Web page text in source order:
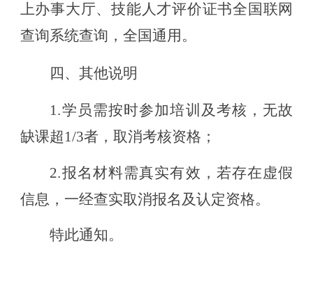
上办事大厅、技能人才评价证书全国联网
查询系统查询，全国通用。
四、其他说明
1.学员需按时参加培训及考核，无故
缺课超1/3者，取消考核资格；
2.报名材料需真实有效，若存在虚假
信息，一经查实取消报名及认定资格。
特此通知。